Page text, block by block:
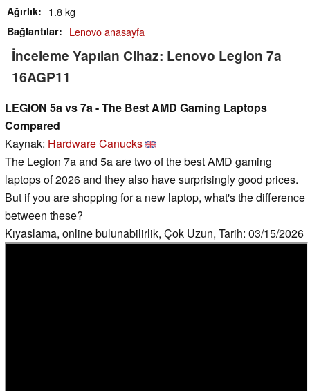
Ağırlık 1.8 kg
Bağlantılar Lenovo anasayfa
İnceleme Yapılan Cihaz: Lenovo Legion 7a
16AGP11
LEGION 5a vs 7a - The Best AMD Gaming Laptops
Compared
Kaynak: Hardware Canucks
The Legion 7a and 5a are two of the best AMD gaming
laptops of 2026 and they also have surprisingly good prices.
But if you are shopping for a new laptop, what's the difference
between these?
Kıyaslama, online bulunabilirlik, Çok Uzun, Tarih: 03/15/2026